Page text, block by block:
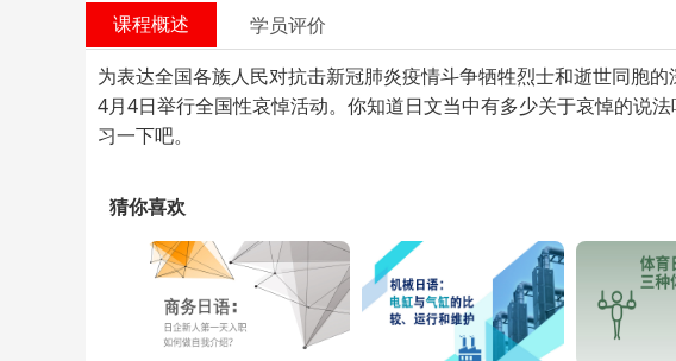
课程概述
学员评价
为表达全国各族人民对抗击新冠肺炎疫情斗争牺牲烈士和逝世同胞
4月4日举行全国性哀悼活动。你知道日文当中有多少关于哀悼的说
习一下吧。
猜你喜欢